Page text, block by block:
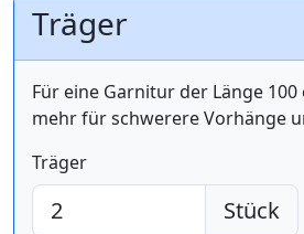
Träger
mehr für schwerere Vorhänge
Träger
Stück